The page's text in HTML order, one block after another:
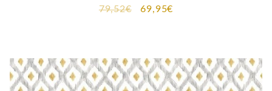
79,52€
El
era:
79,52€.
69,95€
es:
69,95€.